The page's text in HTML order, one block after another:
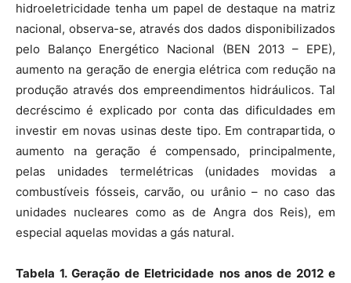
hidroeletricidade tenha um papel de destaque na matriz
nacional, observa-se, através dos dados disponibilizados
pelo Balanço Energético Nacional (BEN 2013 – EPE),
aumento na geração de energia elétrica com redução na
produção através dos empreendimentos hidráulicos. Tal
decréscimo é explicado por conta das dificuldades em
investir em novas usinas deste tipo. Em contrapartida, o
aumento na geração é compensado, principalmente,
pelas unidades termelétricas (unidades movidas a
combustíveis fósseis, carvão, ou urânio – no caso das
unidades nucleares como as de Angra dos Reis), em
especial aquelas movidas a gás natural.
Tabela 1. Geração de Eletricidade nos anos de 2012 e